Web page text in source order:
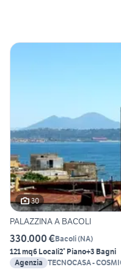
30
PALAZZINA A BACOLI
330.000 €Bacoli(NA)
121 mq6 Locali2° Piano+3 Bagni
Agenzia TECNOCASA -